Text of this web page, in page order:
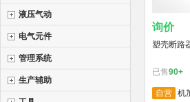
液压气动
电气元件
管理系统
生产辅助
询价
塑壳断路
已售90+
自营 机